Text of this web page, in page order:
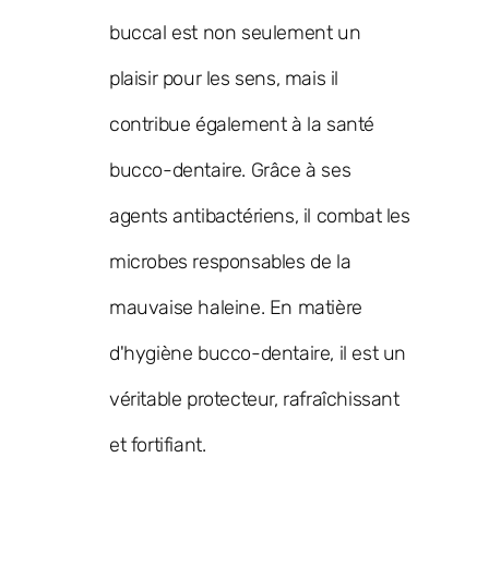
buccal est non seulement un
plaisir pour les sens, mais il
contribue également à la santé
bucco-dentaire. Grâce à ses
agents antibactériens, il combat les
microbes responsables de la
mauvaise haleine. En matière
d'hygiène bucco-dentaire, il est un
véritable protecteur, rafraîchissant
et fortifiant.